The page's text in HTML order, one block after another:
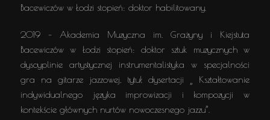
Bacewiczów w Łodzi stopień: doktor habilitowany.
2019 – Akademia Muzyczna im. Grażyny i Kiejstuta
Bacewiczów w Łodzi stopień: doktor sztuk muzycznych w
dyscyplinie artystycznej instrumentalistyka w specjalności
gra na gitarze jazzowej, tytuł dysertacji „ Kształtowanie
indywidualnego języka improwizacji i kompozycji w
kontekście głównych nurtów nowoczesnego jazzu”.